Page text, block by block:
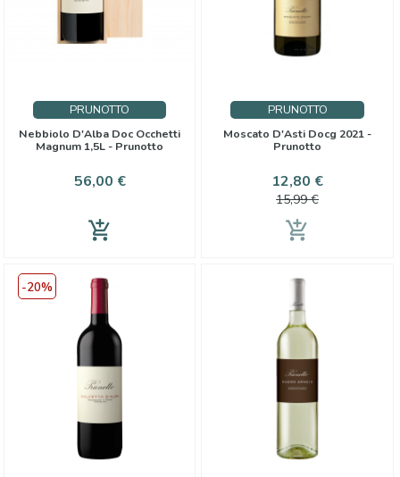
PRUNOTTO
Nebbiolo D'Alba Doc Occhetti
Magnum 1,5L - Prunotto
Preis
56,00 €
add_shopping_cart
PRUNOTTO
Moscato D'Asti Docg 2021 -
Prunotto
Preis
12,80 €
15,99 €
add_shopping_cart
-20%